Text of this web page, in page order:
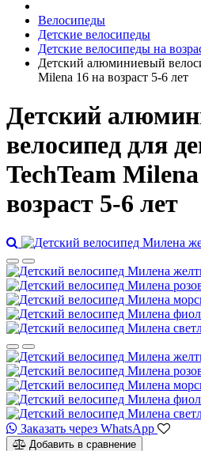
Велосипеды
Детские велосипеды
Детские велосипеды на
Детский алюминиевый
Milena 16 на возраст 5-6 лет
Детский
велосипед для
TechTeam
возраст 5-6 лет
Заказать через WhatsApp
Добавить в сравнение